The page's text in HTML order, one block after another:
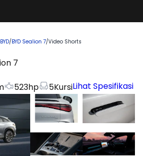
BYD/BYD Sealion 7/Video Shorts
7
523hp 5KursiLihat Spesifikasi